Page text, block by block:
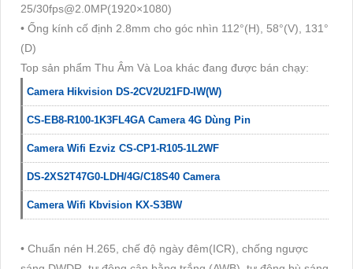
25/30fps@2.0MP(1920×1080)
• Ống kính cố định 2.8mm cho góc nhìn 112°(H), 58°(V), 131°
(D)
Top sản phẩm Thu Âm Và Loa khác đang được bán chạy:
Camera Hikvision DS-2CV2U21FD-IW(W)
CS-EB8-R100-1K3FL4GA Camera 4G Dùng Pin
Camera Wifi Ezviz CS-CP1-R105-1L2WF
DS-2XS2T47G0-LDH/4G/C18S40 Camera
Camera Wifi Kbvision KX-S3BW
• Chuẩn nén H.265, chế độ ngày đêm(ICR), chống ngược